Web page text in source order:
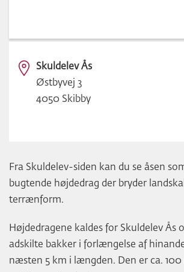
Skuldelev Ås
Østbyvej 3
4050 Skibby
Fra Skuldelev-siden kan du se åsen
bugtende højdedrag der bryder
terrænform.
Højdedragene kaldes for Skuldelev Ås
adskilte bakker i forlængelse af
næsten 5 km i længden. Den er ca. 100